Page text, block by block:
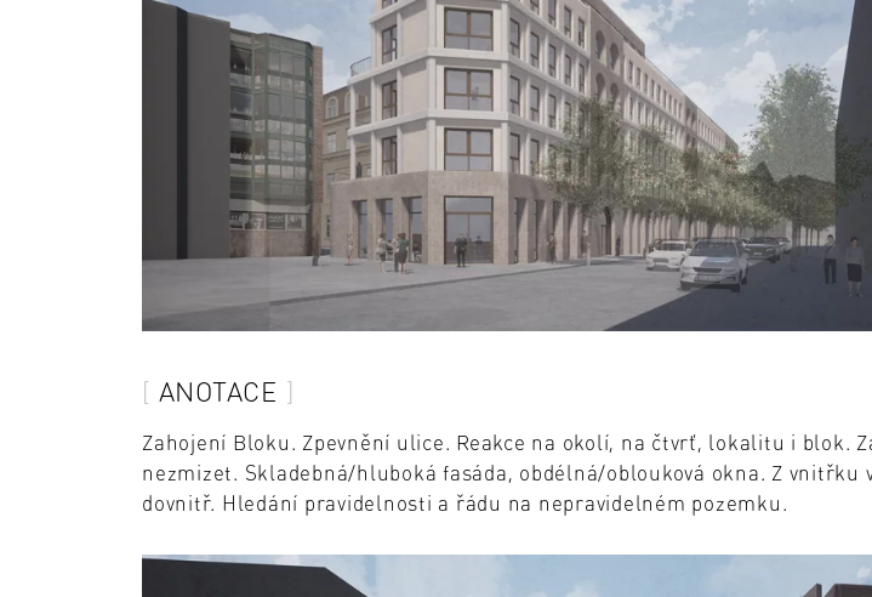
ANOTACE
Zahojení Bloku. Zpevnění ulice. Reakce na okolí, na čtvrť, lokalitu i blok.
nezmizet. Skladebná/hluboká fasáda, obdélná/oblouková okna. Z vnitřku
dovnitř. Hledání pravidelnosti a řádu na nepravidelném pozemku.